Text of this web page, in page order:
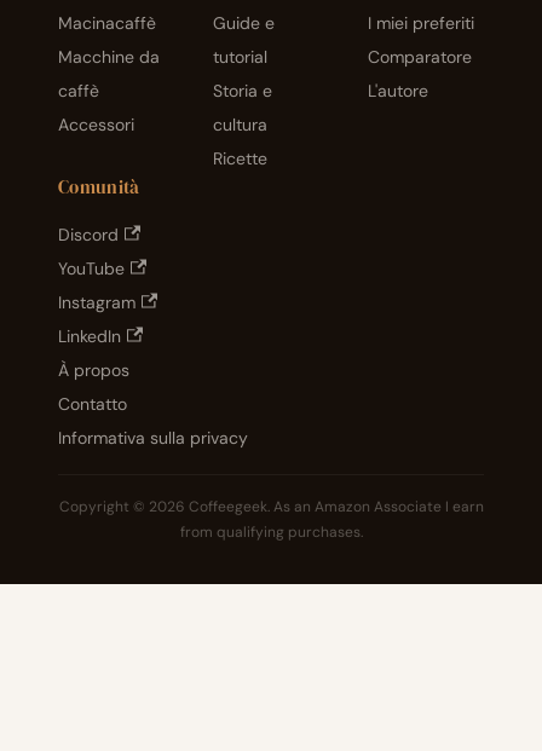
Macinacaffè
Macchine da
caffè
Accessori
Guide e
tutorial
Storia e
cultura
Ricette
I miei preferiti
Comparatore
L'autore
Comunità
Discord
YouTube
Instagram
LinkedIn
À propos
Contatto
Informativa sulla privacy
Copyright © 2026 Coffeegeek. As an Amazon Associate I earn
from qualifying purchases.